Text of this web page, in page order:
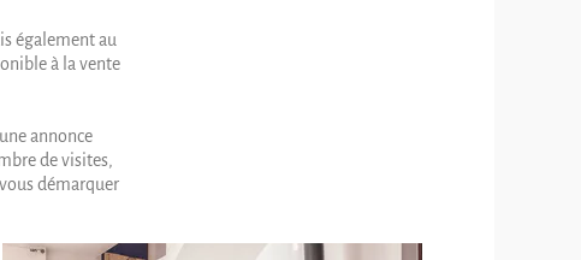
également au
à la vente
annonce
de visites,
démarquer